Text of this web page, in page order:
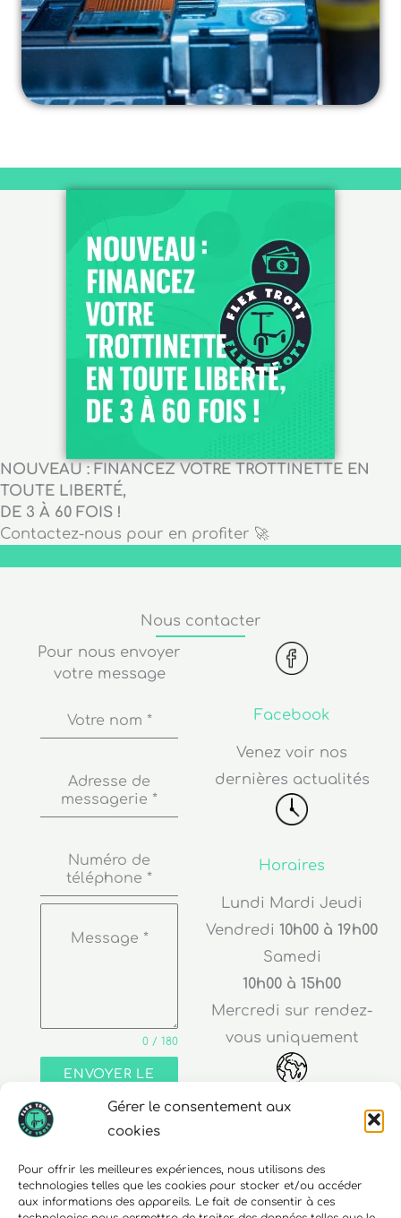
Gérer le consentement aux
cookies
Pour offrir les meilleures expériences, nous utilisons des
technologies telles que les cookies pour stocker et/ou accéder
aux informations des appareils. Le fait de consentir à ces
TOUTE LIBERTÉ,
DE 3 À 60 FOIS !
Contactez-nous pour en profiter 🚀
Pour nous envoyer
votre message
messagerie
téléphone
ENVOYER LE
MESSAGE
dernières actualités
Vendredi10h00 à 19h00
Samedi
10h00 à 15h00
Mercredi sur rendez-
vous uniquement
30 rue Edouard Richard
68000 Colmar